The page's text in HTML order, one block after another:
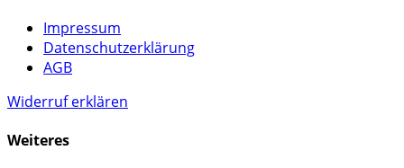
Impressum
Datenschutzerklärung
AGB
Widerruf erklären
Weiteres